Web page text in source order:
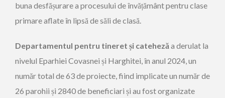
buna desfășurare a procesului de învățământ pentru clase
primare aflate în lipsă de săli de clasă.
Departamentul pentru tineret și cateheză a derulat la
nivelul Eparhiei Covasnei și Harghitei, în anul 2024, un
număr total de 63 de proiecte, fiind implicate un număr de
26 parohii și 2840 de beneficiari și au fost organizate